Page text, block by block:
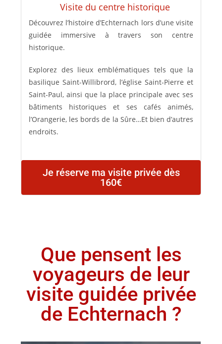
Visite du centre historique
Découvrez l’histoire d’Echternach lors d’une visite
guidée immersive à travers son centre
historique.
Explorez des lieux emblématiques tels que la
basilique Saint-Willibrord, l’église Saint-Pierre et
Saint-Paul, ainsi que la place principale avec ses
bâtiments historiques et ses cafés animés,
l’Orangerie, les bords de la Sûre…Et bien d’autres
endroits.
Je réserve ma visite privée dès
160€
Que pensent les
voyageurs de leur
visite guidée privée
de Echternach ?